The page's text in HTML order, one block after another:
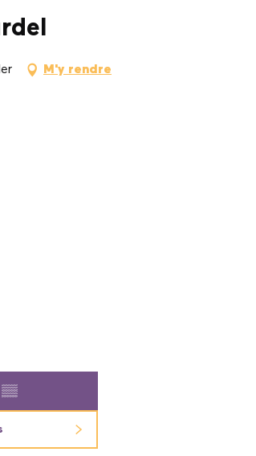
M'y rendre
▒▒